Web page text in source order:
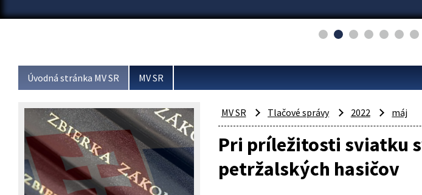
Úvodná stránka MV SR MV SR
MV SR Tlačové správy 2022 máj
Pri príležitosti sviatku
petržalských hasičov